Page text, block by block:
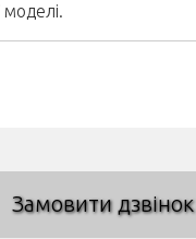
Замовити дзвінок